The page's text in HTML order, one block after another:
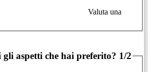
Valuta una
gli aspetti che hai preferito? 1/2